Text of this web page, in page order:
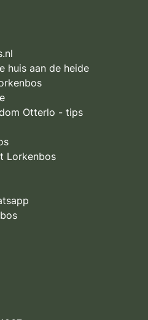
huis aan de heide
Otterlo - tips
Lorkenbos